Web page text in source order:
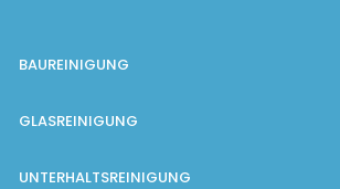
BAUREINIGUNG
GLASREINIGUNG
UNTERHALTSREINIGUNG